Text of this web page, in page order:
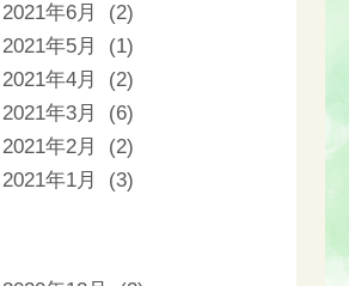
2021年6月 (2)
2021年5月 (1)
2021年4月 (2)
2021年3月 (6)
2021年2月 (2)
2021年1月 (3)